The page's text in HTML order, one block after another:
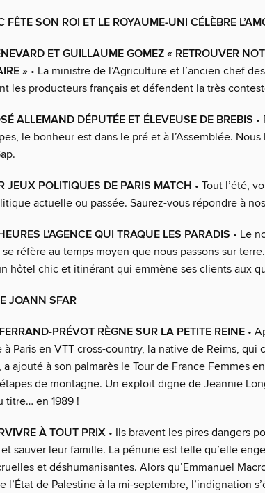
FÊTE SON ROI ET LE ROYAUME-UNI CÉLÈBRE
ET GUILLAUME GOMEZ « RETROUVER
» • La ministre de l’Agriculture et l’ancien chef
les producteurs français et défendent la très
ALLEMAND DÉPUTÉE ET ÉLEVEUSE DE BREBIS •
le bonheur est dans le pré et à l’Assemblée. Nous
JEUX POLITIQUES DE PARIS MATCH • Tout l’été,
actuelle ou passée. Saurez-vous répondre à
L’AGENCE QUI TRAQUE LES PARADIS • Le
réfère au temps moyen que nous passons sur
hôtel chic et itinérant qui emmène ses clients aux
JOANN SFAR
PRÉVOT RÈGNE SUR LA PETITE REINE •
Paris en VTT cross-country, la native de Reims, qui
a ajouté à son palmarès le Tour de France Femmes
de montagne. Un exploit digne de Jeannie
titre… en 1989 !
À TOUT PRIX • Ils bravent les pires dangers
sauver leur famille. La pénurie est telle qu’elle
et déshumanisantes. Alors qu’Emmanuel
l’État de Palestine à la mi-septembre, l’indignation